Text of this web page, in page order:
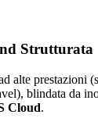
Strutturata
alte prestazioni
blindata da
Cloud.